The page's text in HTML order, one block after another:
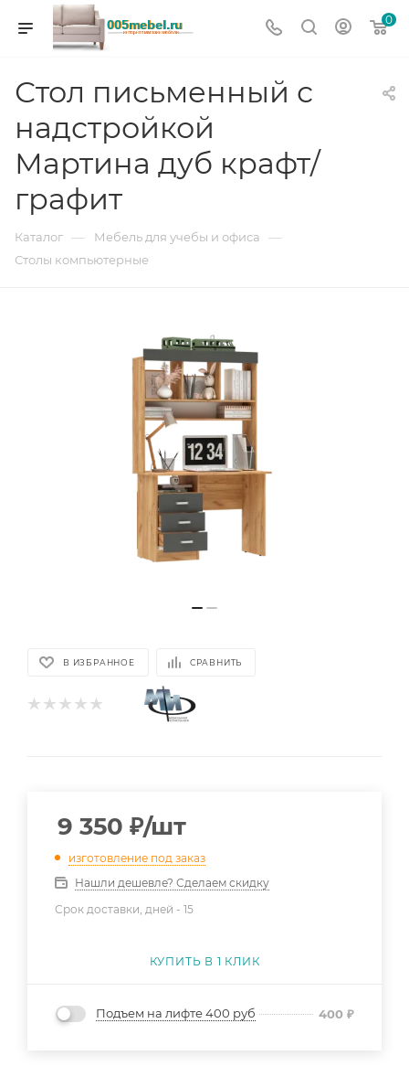
0
Стол письменный с
надстройкой
Мартина дуб крафт/
графит
Каталог — Мебель для учебы и офиса —
Столы компьютерные
В ИЗБРАННОЕ СРАВНИТЬ
9 350 ₽/шт
изготовление под заказ
Нашли дешевле? Сделаем скидку
Срок доставки, дней - 15
КУПИТЬ В 1 КЛИК
Подъем на лифте 400 руб 400 ₽